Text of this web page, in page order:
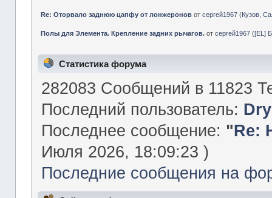
Re: Оторвало заднюю цапфу от лонжеронов отсергей1967 (Кузов,
Полы для Элемента. Крепление задних рычагов. отсергей1967 ([EL]
Статистика форума
282083 Сообщений в 11823
Последний пользователь: Dry
Последнее сообщение: "Re:
Июля 2026, 18:09:23 )
Последние сообщения на